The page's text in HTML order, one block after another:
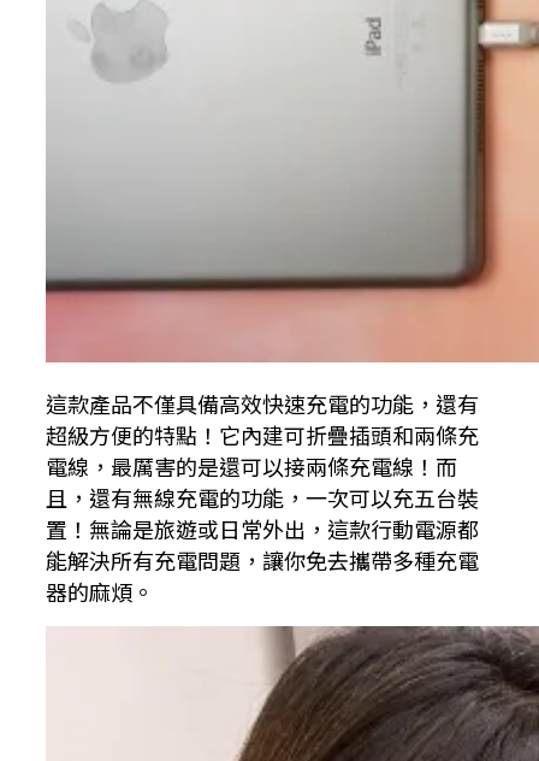
這款產品不僅具備高效快速充電的功能，還有
超級方便的特點！它內建可折疊插頭和兩條充
電線，最厲害的是還可以接兩條充電線！而
且，還有無線充電的功能，一次可以充五台裝
置！無論是旅遊或日常外出，這款行動電源都
能解決所有充電問題，讓你免去攜帶多種充電
器的麻煩。